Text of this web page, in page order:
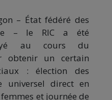
– État fédéré des
– le RIC a été
au cours du
obtenir un certain
: élection des
universel direct en
et journée de